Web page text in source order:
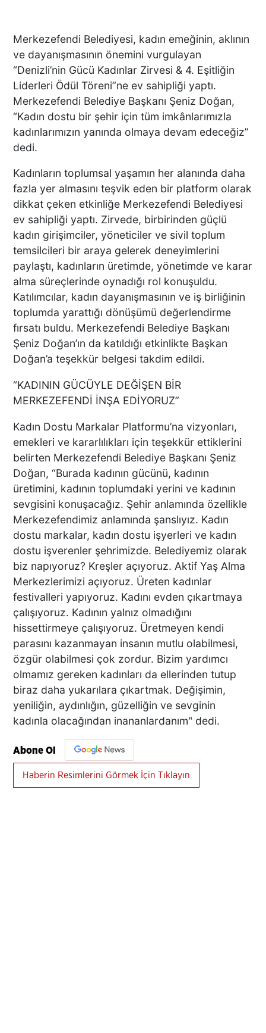
Merkezefendi Belediyesi, kadın emeğinin, aklının
ve dayanışmasının önemini vurgulayan
“Denizli’nin Gücü Kadınlar Zirvesi & 4. Eşitliğin
Liderleri Ödül Töreni”ne ev sahipliği yaptı.
Merkezefendi Belediye Başkanı Şeniz Doğan,
“Kadın dostu bir şehir için tüm imkânlarımızla
kadınlarımızın yanında olmaya devam edeceğiz”
dedi.
Kadınların toplumsal yaşamın her alanında daha
fazla yer almasını teşvik eden bir platform olarak
dikkat çeken etkinliğe Merkezefendi Belediyesi
ev sahipliği yaptı. Zirvede, birbirinden güçlü
kadın girişimciler, yöneticiler ve sivil toplum
temsilcileri bir araya gelerek deneyimlerini
paylaştı, kadınların üretimde, yönetimde ve karar
alma süreçlerinde oynadığı rol konuşuldu.
Katılımcılar, kadın dayanışmasının ve iş birliğinin
toplumda yarattığı dönüşümü değerlendirme
fırsatı buldu. Merkezefendi Belediye Başkanı
Şeniz Doğan’ın da katıldığı etkinlikte Başkan
Doğan’a teşekkür belgesi takdim edildi.
“KADININ GÜCÜYLE DEĞİŞEN BİR
MERKEZEFENDİ İNŞA EDİYORUZ”
Kadın Dostu Markalar Platformu’na vizyonları,
emekleri ve kararlılıkları için teşekkür ettiklerini
belirten Merkezefendi Belediye Başkanı Şeniz
Doğan, “Burada kadının gücünü, kadının
üretimini, kadının toplumdaki yerini ve kadının
sevgisini konuşacağız. Şehir anlamında özellikle
Merkezefendimiz anlamında şanslıyız. Kadın
dostu markalar, kadın dostu işyerleri ve kadın
dostu işverenler şehrimizde. Belediyemiz olarak
biz napıyoruz? Kreşler açıyoruz. Aktif Yaş Alma
Merkezlerimizi açıyoruz. Üreten kadınlar
festivalleri yapıyoruz. Kadını evden çıkartmaya
çalışıyoruz. Kadının yalnız olmadığını
hissettirmeye çalışıyoruz. Üretmeyen kendi
parasını kazanmayan insanın mutlu olabilmesi,
özgür olabilmesi çok zordur. Bizim yardımcı
olmamız gereken kadınları da ellerinden tutup
biraz daha yukarılara çıkartmak. Değişimin,
yeniliğin, aydınlığın, güzelliğin ve sevginin
kadınla olacağından inananlardanım" dedi.
Abone Ol
Haberin Resimlerini Görmek İçin Tıklayın